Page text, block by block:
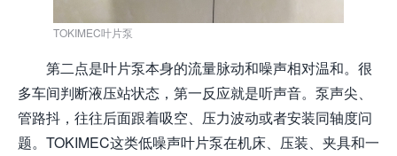
TOKIMEC叶片泵
第二点是叶片泵本身的流量脉动和噪声相对温和。很
多车间判断液压站状态，第一反应就是听声音。泵声尖、
管路抖，往往后面跟着吸空、压力波动或者安装同轴度问
题。TOKIMEC这类低噪声叶片泵在机床、压装、夹具和一